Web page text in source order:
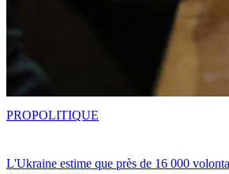
L'Ukraine estime que près de 16 000
PROPOLITIQUE